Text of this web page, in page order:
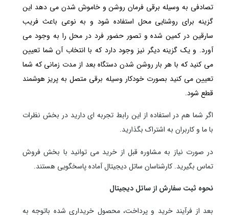
تصادفی به وسیله برقی فرمان روشن و خاموش شدن می دهد این
گزینه برای روشنایی محل استفاده شود و به نوعی باعث فریب
سارقین در کمین شده و تصور حضور فرد در محل را به وجود می
آورد. و یک گزینه دیگر نیز وجود دارد که با انتخاب آن شما تعیین
می کنید که با هر بار روشن شدن دستگاه بعد از مدت زمانی که شما
تعیین می کنید بصورت خودکار وسیله برقی متصل به پریز هوشمند
قطع شود.
اگر شما هم در استفاده از این رابط تجربه ای دارید در بخش نظرات
با ما و کاربران به اشتراک بگذارید.
در صورت نیاز به مشاوره قبل از خرید می توانید با بخش فروش
تماس بگیرید. کارشناسان ساتل دیجیتال آماده پاسخگویی هستند.
نحوه ثبت سفارش از ساتل دیجیتال
بعد از فرآیند خرید و پرداخت، محصول خریداری شده باتوجه به